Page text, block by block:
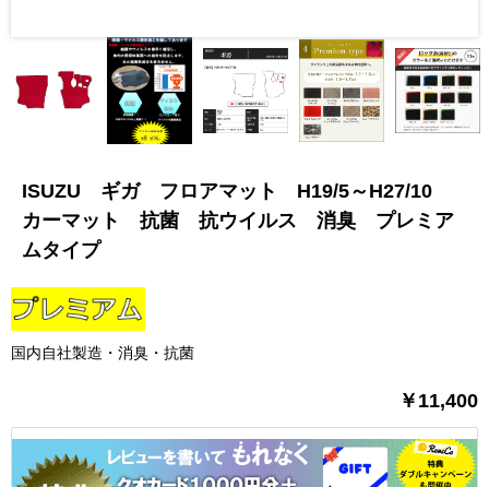
ISUZU ギガ フロアマット H19/5～H27/10
カーマット 抗菌 抗ウイルス 消臭 プレミア
ムタイプ
国内自社製造・消臭・抗菌
￥11,400